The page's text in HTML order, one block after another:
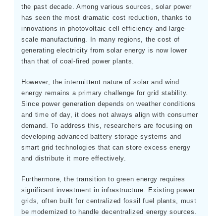
the past decade. Among various sources, solar power
has seen the most dramatic cost reduction, thanks to
innovations in photovoltaic cell efficiency and large-
scale manufacturing. In many regions, the cost of
generating electricity from solar energy is now lower
than that of coal-fired power plants.
However, the intermittent nature of solar and wind
energy remains a primary challenge for grid stability.
Since power generation depends on weather conditions
and time of day, it does not always align with consumer
demand. To address this, researchers are focusing on
developing advanced battery storage systems and
smart grid technologies that can store excess energy
and distribute it more effectively.
Furthermore, the transition to green energy requires
significant investment in infrastructure. Existing power
grids, often built for centralized fossil fuel plants, must
be modernized to handle decentralized energy sources.